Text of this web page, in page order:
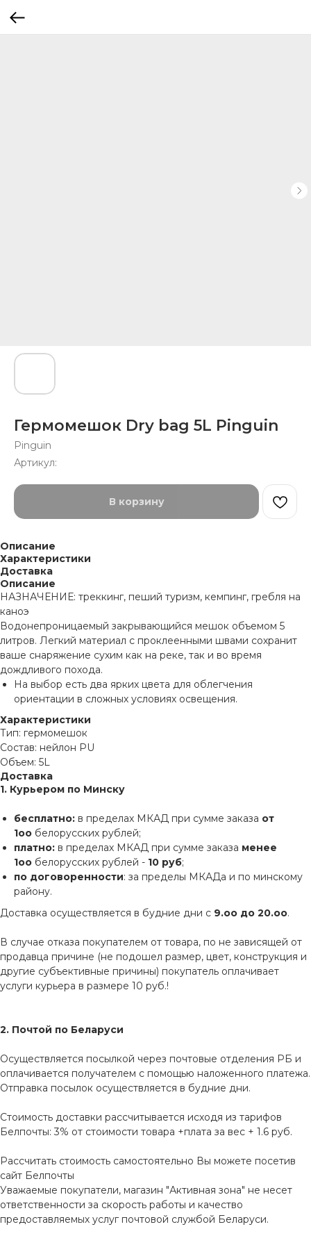
Гермомешок Dry bag 5L Pinguin
Pinguin
Артикул:
В корзину
Описание
Характеристики
Доставка
Описание
НАЗНАЧЕНИЕ: треккинг, пеший туризм, кемпинг, гребля на
каноэ
Водонепроницаемый закрывающийся мешок объемом 5
литров. Легкий материал с проклеенными швами сохранит
ваше снаряжение сухим как на реке, так и во время
дождливого похода.
На выбор есть два ярких цвета для облегчения
ориентации в сложных условиях освещения.
Характеристики
Тип: гермомешок
Состав: нейлон PU
Объем: 5L
Доставка
1. Курьером по Минску
бесплатно: в пределах МКАД при сумме заказа от
1оо белорусских рублей;
платно: в пределах МКАД при сумме заказа менее
1оо белорусских рублей - 10 руб;
по договоренности: за пределы МКАДа и по минскому
району.
Доставка осуществляется в будние дни с 9.оо до 20.оо.
В случае отказа покупателем от товара, по не зависящей от
продавца причине (не подошел размер, цвет, конструкция и
другие субъективные причины) покупатель оплачивает
услуги курьера в размере 10 руб.!
2. Почтой по Беларуси
Осуществляется посылкой через почтовые отделения РБ и
оплачивается получателем с помощью наложенного платежа.
Отправка посылок осуществляется в будние дни.
Стоимость доставки рассчитывается исходя из тарифов
Белпочты: 3% от стоимости товара +плата за вес + 1.6 руб.
Рассчитать стоимость самостоятельно Вы можете посетив
сайт Белпочты
Уважаемые покупатели, магазин "Активная зона" не несет
ответственности за скорость работы и качество
предоставляемых услуг почтовой службой Беларуси.